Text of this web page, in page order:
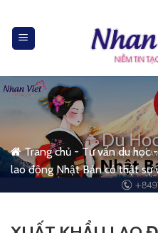
content
Trang chủ - Tư vấn du học
lao động Nhật Bản có thật sự